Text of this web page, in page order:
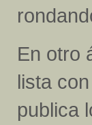
En otro
lista
publica